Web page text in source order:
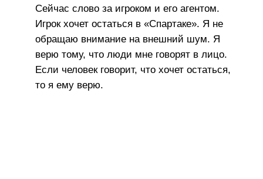
Сейчас слово за игроком и его агентом.
Игрок хочет остаться в «Спартаке». Я не
обращаю внимание на внешний шум. Я
верю тому, что люди мне говорят в лицо.
Если человек говорит, что хочет остаться,
то я ему верю.